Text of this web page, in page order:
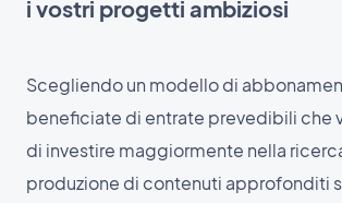
i vostri progetti ambiziosi
Scegliendo un modello di
beneficiate di entrate prevedibili che
di investire maggiormente nella
produzione di contenuti approfonditi